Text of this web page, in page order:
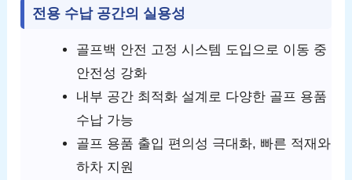
전용 수납 공간의 실용성
골프백 안전 고정 시스템 도입으로 이동 중
안전성 강화
내부 공간 최적화 설계로 다양한 골프 용품
수납 가능
골프 용품 출입 편의성 극대화, 빠른 적재와
하차 지원